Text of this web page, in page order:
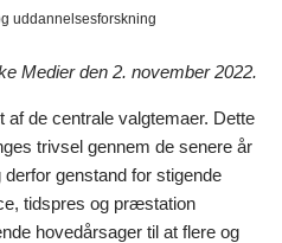
uddannelsesforskning
Medier den 2. november 2022.
de centrale valgtemaer. Dette
trivsel gennem de senere år
genstand for stigende
tidspres og præstation
hovedårsager til at flere og